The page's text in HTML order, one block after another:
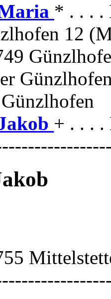
* . . . .
12
+ . . . .